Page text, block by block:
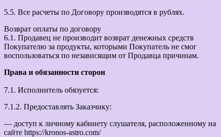
5.5. Все расчеты по Договору производятся в рублях.
Возврат оплаты по договору
6.1. Продавец не производит возврат денежных средств
Покупателю за продукты, которыми Покупатель не смог
воспользоваться по независящим от Продавца причинам.
Права и обязанности сторон
7.1. Исполнитель обязуется:
7.1.2. Предоставлять Заказчику:
— доступ к личному кабинету слушателя, расположенному на
сайте https://kronos-astro.com/